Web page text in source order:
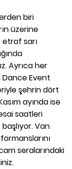
biri
üzerine
etraf sarı
Ayrıca her
Dance Event
şehrin dört
ayında ise
saatleri
başlıyor. Van
seralarındaki